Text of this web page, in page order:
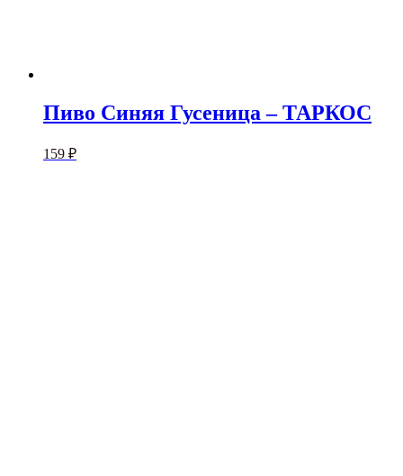
Пиво Синяя Гусеница – ТАРКОС
159 ₽